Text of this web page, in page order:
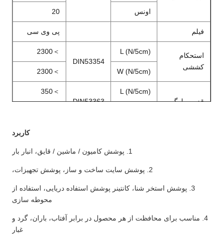
اونس 20
فیلم پی وی سی
استحکام
کششی
L (N/5cm)
DIN53354
＞
2300
W (N/5cm)
＞
2300
قدرت پارگی
L (N/5cm)
DIN53363
＞
350
℃
DIN53372
20 ＋ 70
م 1.02
گواهی FR B1,M2,DIN75200,NFPA701
کاربرد
1. پوشش کامیون / ماشین / قایق، انبار بار
2. پوشش سایت ساخت و ساز، پوشش تجهیزات،
3. پوشش استخر شنا، کانتینر پوشش استفاده دریایی، استفاده از
محوطه سازی
4. مناسب برای محافظت از هر محصول در برابر آفتاب، باران، گرد و
غبار